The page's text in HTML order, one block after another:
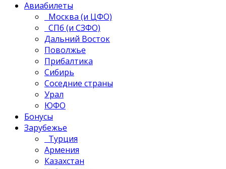
Авиабилеты
Москва (и ЦФО)
СПб (и СЗФО)
Дальний Восток
Поволжье
Прибалтика
Сибирь
Соседние страны
Урал
ЮФО
Бонусы
Зарубежье
Турция
Армения
Казахстан